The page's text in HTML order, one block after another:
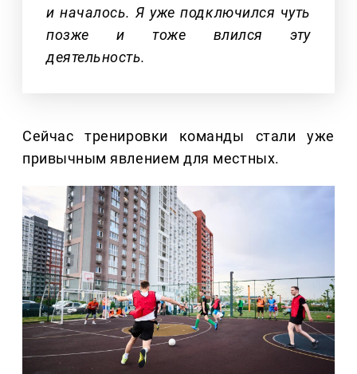
и началось. Я уже подключился чуть
позже и тоже влился эту
деятельность.
Сейчас тренировки команды стали уже
привычным явлением для местных.